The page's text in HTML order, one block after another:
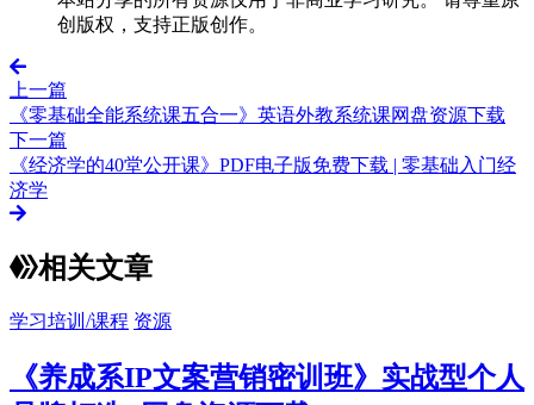
创版权，支持正版创作。
上一篇
《零基础全能系统课五合一》英语外教系统课网盘资源下载
下一篇
《经济学的40堂公开课》PDF电子版免费下载 | 零基础入门经
济学
相关文章
学习培训/课程 资源
《养成系IP文案营销密训班》实战型个人